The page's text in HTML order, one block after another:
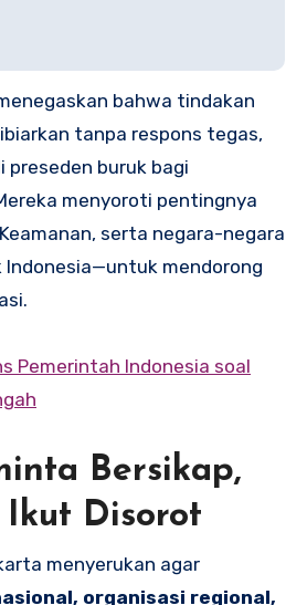
bahwa tindakan
tanpa respons tegas,
preseden buruk bagi
menyoroti pentingnya
serta negara-negara
mendorong
Pemerintah Indonesia soal
Bersikap,
Ikut Disorot
menyerukan agar
organisasi regional,